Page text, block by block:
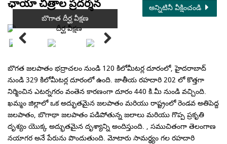
ఛాయా చిత్రాల ప్రదర్శన
అన్నిటినీ వీక్షించండి
బొగాత దీర్ఘ వీక్షణ
బొగత జలపాతం భద్రాచలం నుండి 120 కిలోమీటర్ల దూరంలో, హైదరాబాద్
నుండి 329 కిలోమీటర్ల దూరంలో ఉంది. జాతీయ రహదారి 202 లో కొత్తగా
నిర్మించిన ఎటర్నగరం వంతెన కారణంగా దూరం 440 కి.మీ నుండి వచ్చింది.
ఖమ్మం జిల్లాలో ఒక అద్భుతమైన జలపాతం మరియు రాష్ట్రంలో రెండవ అతిపెద్ద
జలపాతం, బొగాథా జలపాతం పడిపోతున్న జలాలు మరియు గొప్ప ప్రకృతి
దృశ్యం యొక్క అద్భుతమైన దృశ్యాన్ని అందిస్తుంది. , సముచితంగా తెలంగాణ
నయాగర అనే పేరును పొందుతుంది. మోటారు సామర్థ్యం గల రహదారి